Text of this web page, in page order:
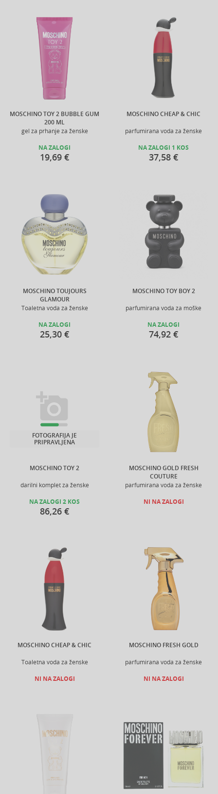
MOSCHINO TOY 2 BUBBLE GUM
200 ML
gel za prhanje za ženske
NA ZALOGI
19,69 €
MOSCHINO CHEAP & CHIC
parfumirana voda za ženske
NA ZALOGI 1 KOS
37,58 €
MOSCHINO TOUJOURS
GLAMOUR
Toaletna voda za ženske
NA ZALOGI
25,30 €
MOSCHINO TOY BOY 2
parfumirana voda za moške
NA ZALOGI
74,92 €
MOSCHINO TOY 2
darilni komplet za ženske
FOTOGRAFIJA JE
PRIPRAVLJENA
NA ZALOGI 2 KOS
86,26 €
MOSCHINO GOLD FRESH
COUTURE
parfumirana voda za ženske
NI NA ZALOGI
MOSCHINO CHEAP & CHIC
Toaletna voda za ženske
NI NA ZALOGI
MOSCHINO FRESH GOLD
parfumirana voda za ženske
NI NA ZALOGI